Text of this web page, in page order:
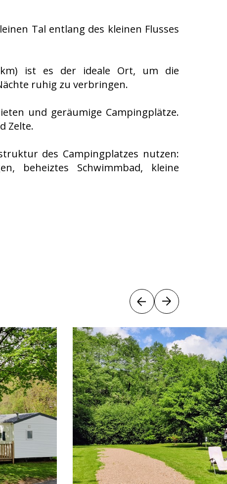
Tal entlang des kleinen Flusses
ist es der ideale Ort, um die
ruhig zu verbringen.
und geräumige Campingplätze.
Zelte.
des Campingplatzes nutzen:
beheiztes Schwimmbad, kleine